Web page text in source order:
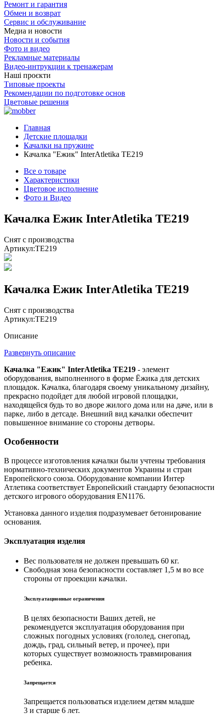
Ремонт и гарантия
Обмен и возврат
Сервис и обслуживание
Медиа и новости
Новости и события
Фото и видео
Рекламные материалы
Видео-интрукции к тренажерам
Наші проєкти
Типовые проекты
Рекомендации по подготовке основ
Цветовые решения
Главная
Детские площадки
Качалки на пружине
Качалка "Ежик" InterAtletika ТЕ219
Все о товаре
Характеристики
Цветовое исполнение
Фото и Видео
Качалка Ежик InterAtletika ТЕ219
Снят с производства
Артикул:TE219
Качалка Ежик InterAtletika ТЕ219
Снят с производства
Артикул:TE219
Описание
Развернуть описание
Качалка "Ежик" InterAtletika TE219 - элемент
оборудования, выполненного в форме Ёжика для детских
площадок. Качалка, благодаря своему уникальному дизайну,
прекрасно подойдет для любой игровой площадки,
находящейся будь то во дворе жилого дома или на даче, или в
парке, либо в детсаде. Внешний вид качалки обеспечит
повышенное внимание со стороны детворы.
Особенности
В процессе изготовления качалки были учтены требования
нормативно-технических документов Украины и стран
Европейского союза. Оборудование компании Интер
Атлетика соответствует Европейский стандарту безопасности
детского игрового оборудования EN1176.
Установка данного изделия подразумевает бетонирование
основания.
Эксплуатация изделия
Вес пользователя не должен превышать 60 кг.
Свободная зона безопасности составляет 1,5 м во все
стороны от проекции качалки.
Эксплуатационные ограничения
В целях безопасности Ваших детей, не
рекомендуется эксплуатация оборудования при
сложных погодных условиях (гололед, снегопад,
дождь, град, сильный ветер, и прочее), при
которых существует возможность травмирования
ребенка.
Запрещается
Запрещается пользоваться изделием детям младше
3 и старше 6 лет.